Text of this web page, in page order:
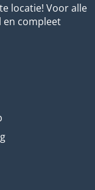
locatie! Voor alle
en compleet